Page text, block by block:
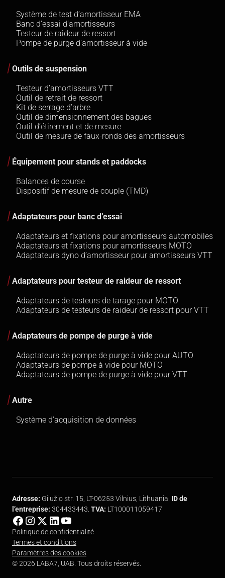
Système de test d’amortisseur EMA
Banc d’essai d’amortisseurs
Testeur de raideur de ressort
Pompe de purge d’amortisseur à vide
Outils de suspension
Testeur d’amortisseurs VTT
Outil de retrait de ressort
Kit de serrage d’arbre
Outil de dimensionnement des bagues
Outil d’étirement et de mesure
Outil de mesure de faux-ronds des amortisseurs
Équipement pour stands et paddocks
Balances de course
Dispositif de mesure de couple (TMD)
Adaptateurs pour banc d’essai
Adaptateurs et fixations pour amortisseurs automobiles
Adaptateurs et fixations pour amortisseurs MOTO
Adaptateurs dyno d’amortisseur pour amortisseurs VTT
Adaptateurs pour testeur de raideur de ressort
Adaptateurs de testeurs de tarage pour MOTO
Adaptateurs de testeurs de raideur de ressort pour VTT
Adaptateurs de pompe de purge à vide
Adaptateurs de pompe de purge à vide pour AUTO
Adaptateurs de pompe à vide pour MOTO
Adaptateurs de pompe de purge à vide pour VTT
Autre
Système d’acquisition de données
Adresse: Gilužio str. 15, LT-06253 Vilnius, Lithuania. ID de
l’entreprise: 304433443. TVA: LT100011059417
Politique de confidentialité
Termes et conditions
Paramètres des cookies
© 2026 LABA7, UAB. Tous droits réservés.